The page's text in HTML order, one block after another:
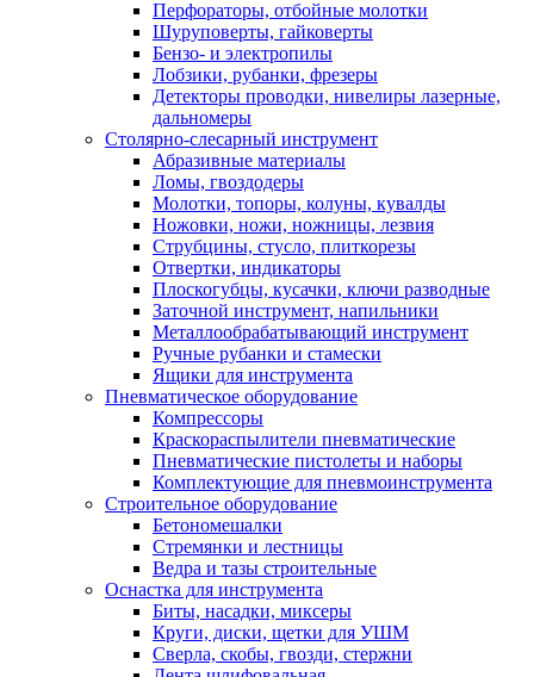
Перфораторы, отбойные молотки
Шуруповерты, гайковерты
Бензо- и электропилы
Лобзики, рубанки, фрезеры
Детекторы проводки, нивелиры лазерные,
дальномеры
Столярно-слесарный инструмент
Абразивные материалы
Ломы, гвоздодеры
Молотки, топоры, колуны, кувалды
Ножовки, ножи, ножницы, лезвия
Струбцины, стусло, плиткорезы
Отвертки, индикаторы
Плоскогубцы, кусачки, ключи разводные
Заточной инструмент, напильники
Металлообрабатывающий инструмент
Ручные рубанки и стамески
Ящики для инструмента
Пневматическое оборудование
Компрессоры
Краскораспылители пневматические
Пневматические пистолеты и наборы
Комплектующие для пневмоинструмента
Строительное оборудование
Бетономешалки
Стремянки и лестницы
Ведра и тазы строительные
Оснастка для инструмента
Биты, насадки, миксеры
Круги, диски, щетки для УШМ
Сверла, скобы, гвозди, стержни